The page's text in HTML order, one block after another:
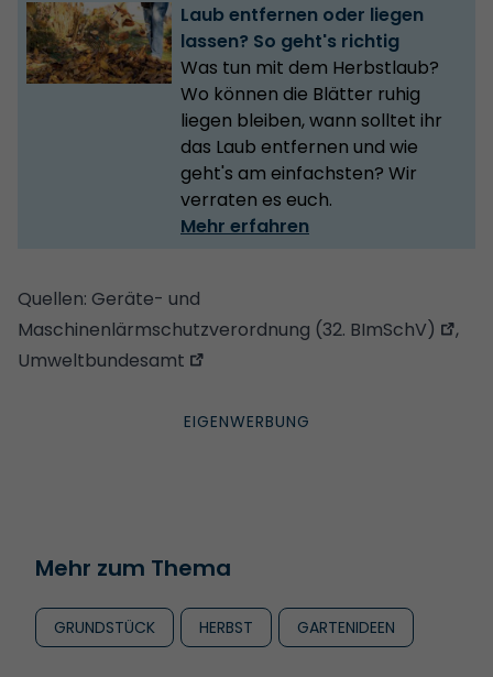
Laub entfernen oder liegen
lassen? So geht's richtig
Was tun mit dem Herbstlaub?
Wo können die Blätter ruhig
liegen bleiben, wann solltet ihr
das Laub entfernen und wie
geht's am einfachsten? Wir
verraten es euch.
Mehr erfahren
Quellen: Geräte- und
Maschinenlärmschutzverordnung (32. BImSchV)
,
Umweltbundesamt
Mehr zum Thema
GRUNDSTÜCK HERBST GARTENIDEEN